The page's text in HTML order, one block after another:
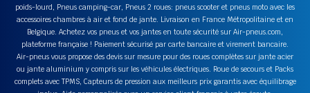
poids-lourd, Pneus camping-car, Pneus 2 roues: pneus scooter et pneus moto avec les
accessoires chambres à air et fond de jante. Livraison en France Métropolitaine et en
Belgique. Achetez vos pneus et vos jantes en toute sécurité sur Air-pneus.com,
plateforme française ! Paiement sécurisé par carte bancaire et virement bancaire.
Air-pneus vous propose des devis sur mesure pour des roues complètes sur jante acier
ou jante aluminium y compris sur les véhicules électriques. Roue de secours et Packs
complets avec TPMS, Capteurs de pression aux meilleurs prix garantis avec équilibrage